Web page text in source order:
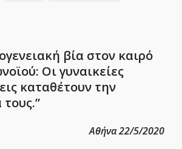
βία στον καιρό
Οι γυναικείες
καταθέτουν την
Αθήνα 22/5/2020